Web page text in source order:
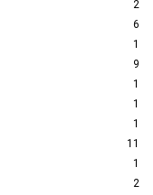
2
6
1
9
1
1
1
11
1
2